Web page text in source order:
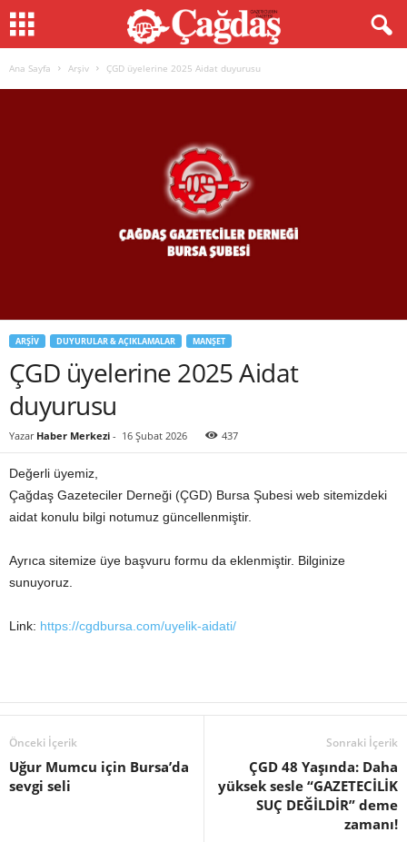
Ana Sayfa Arşiv ÇGD üyelerine 2025 Aidat duyurusu
ARŞIV DUYURULAR & AÇIKLAMALAR MANŞET
ÇGD üyelerine 2025 Aidat
duyurusu
Yazar Haber Merkezi - 16 Şubat 2026 437
Değerli üyemiz,
Çağdaş Gazeteciler Derneği (ÇGD) Bursa Şubesi web sitemizdeki
aidat konulu bilgi notumuz güncellenmiştir.
Ayrıca sitemize üye başvuru formu da eklenmiştir. Bilginize
sunuyoruz.
Link: https://cgdbursa.com/uyelik-aidati/
Önceki İçerik
Uğur Mumcu için Bursa’da
sevgi seli
Sonraki İçerik
ÇGD 48 Yaşında: Daha
yüksek sesle “GAZETECİLİK
SUÇ DEĞİLDİR” deme
zamanı!